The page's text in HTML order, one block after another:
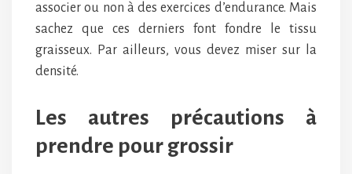
associer ou non à des exercices d’endurance. Mais
sachez que ces derniers font fondre le tissu
graisseux. Par ailleurs, vous devez miser sur la
densité.
Les autres précautions à
prendre pour grossir